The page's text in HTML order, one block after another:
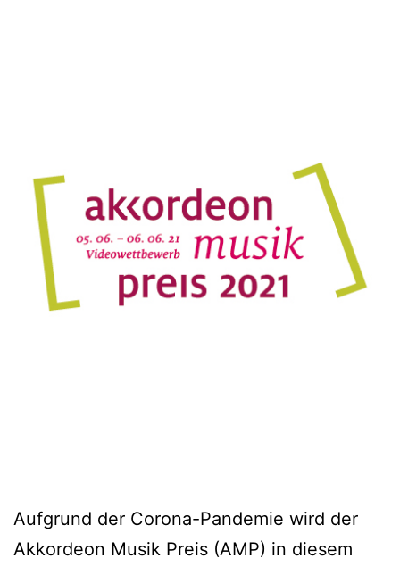
Aufgrund der Corona-Pandemie wird der
Akkordeon Musik Preis (AMP) in diesem